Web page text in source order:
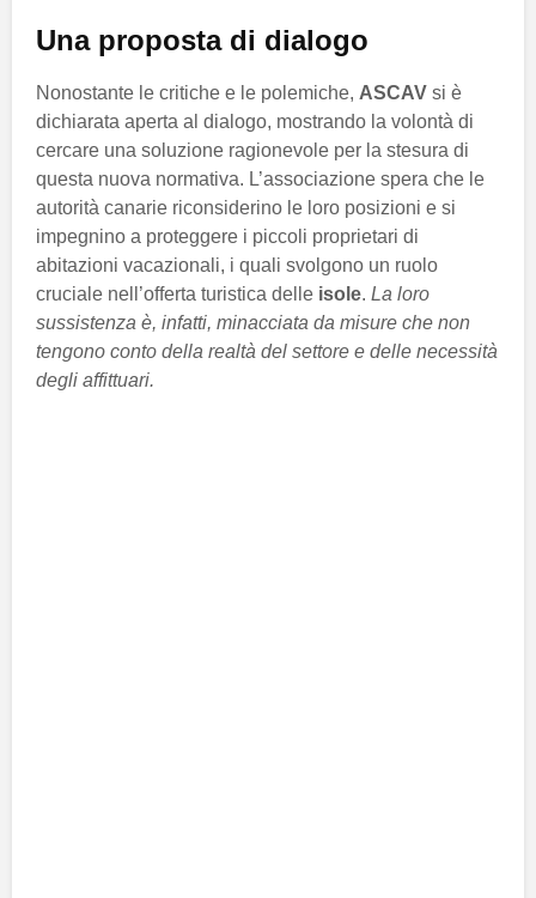
Una proposta di dialogo
Nonostante le critiche e le polemiche, ASCAV si è
dichiarata aperta al dialogo, mostrando la volontà di
cercare una soluzione ragionevole per la stesura di
questa nuova normativa. L’associazione spera che le
autorità canarie riconsiderino le loro posizioni e si
impegnino a proteggere i piccoli proprietari di
abitazioni vacazionali, i quali svolgono un ruolo
cruciale nell’offerta turistica delle isole. La loro
sussistenza è, infatti, minacciata da misure che non
tengono conto della realtà del settore e delle necessità
degli affittuari.